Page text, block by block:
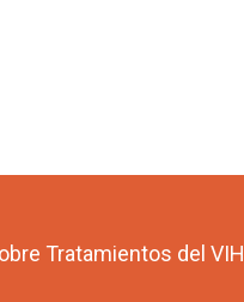
Tratamientos del VIH